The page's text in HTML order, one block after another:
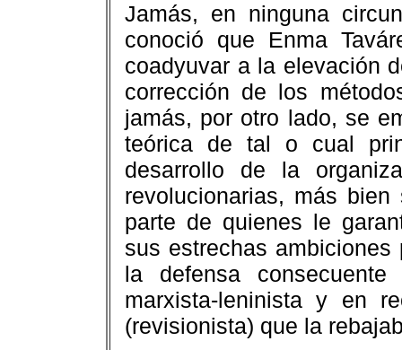
Jamás, en ninguna
conoció que Enma
coadyuvar a la elevación
corrección de los
jamás, por otro lado, se
teórica de tal o cual
desarrollo de la
revolucionarias, más
parte de quienes le
sus estrechas
la defensa
marxista-leninista y en
(revisionista) que la